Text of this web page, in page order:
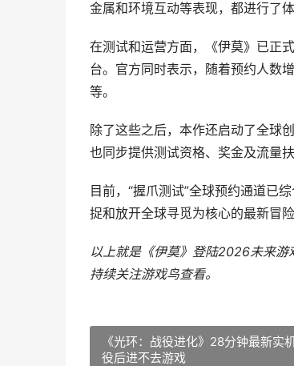
金属和环境互动等表现，都进行了
在测试和运营方面，《伊莫》已正
台。官方同时表示，随着预约人数
等。
除了这些之后，本作还启动了全球
也同步提供测试资格、奖金及流量
目前，“握爪测试”全球预约通道已
捉和放开全球寻觅为核心的最新冒险
以上就是《伊莫》登陆2026未来游
持续关注游戏鸟查看。
《光环：战役进化》28分钟最新实
役后进不去游戏